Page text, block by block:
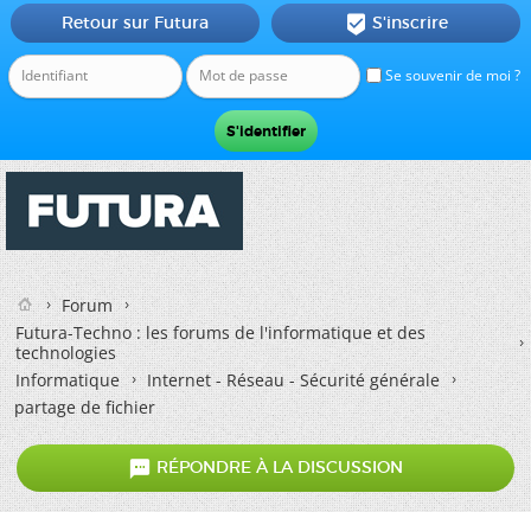
Se souvenir de moi ?
Retour sur Futura  S'inscrire
Forum
Futura-Techno : les forums de l'informatique et des
technologies
Informatique
Internet - Réseau - Sécurité générale
partage de fichier
 RÉPONDRE À LA DISCUSSION